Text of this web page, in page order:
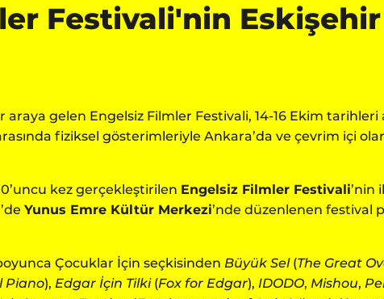
Festivali'nin Eskişehir
araya gelen Engelsiz Filmler Festivali, 14-16 Ekim tarihleri
fiziksel gösterimleriyle Ankara’da ve çevrim içi
kez gerçekleştirilen Engelsiz Filmler Festivali’nin
Yunus Emre Kültür Merkezi’nde düzenlenen festival
Çocuklar İçin seçkisinden Büyük Sel(The Great
Piano), Edgar İçin Tilki(Fox for Edgar), IDODO, Mishou,